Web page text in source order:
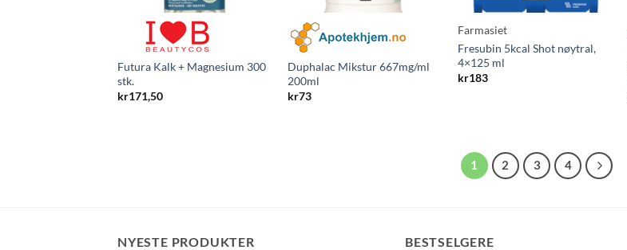
Futura Kalk + Magnesium 300
stk.
kr171,50
Duphalac Mikstur 667mg/ml
200ml
kr73
Farmasiet
Fresubin 5kcal Shot nøytral,
4×125 ml
kr183
1 2 3 4
NYESTE PRODUKTER BESTSELGERE